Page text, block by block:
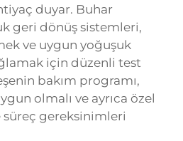
duyar. Buhar
geri dönüş sistemleri,
ve uygun yoğuşuk
için düzenli test
bakım programı,
olmalı ve ayrıca özel
süreç gereksinimleri